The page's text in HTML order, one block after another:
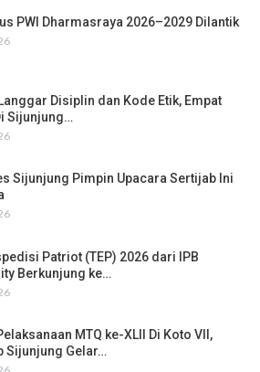
PWI Dharmasraya 2026–2029 Dilantik
Disiplin dan Kode Etik, Empat
Sijunjung…
Sijunjung Pimpin Upacara Sertijab Ini
Patriot (TEP) 2026 dari IPB
Berkunjung ke…
MTQ ke-XLII Di Koto VII,
Sijunjung Gelar…